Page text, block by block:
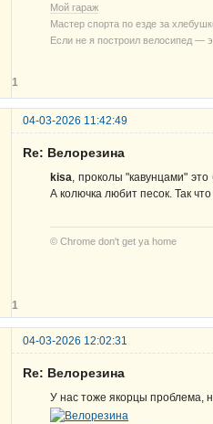
Мой гараж
Мастер спорта по езде за
Если не я построил велосипед —
1
04-03-2026 11:42:49
Re: Велорезина
kisa, проколы "кавунцами"
А колючка любит песок. Так
© Chrome don't get ya home
1
04-03-2026 12:02:31
Re: Велорезина
У нас тоже якорцы проблема,